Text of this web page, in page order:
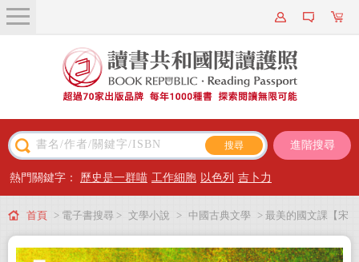
關於我們
近期新書
主題閱讀
出版專區
會員專屬
進階搜尋
熱門關鍵字： 歷史是一群喵 工作細胞 以色列 吉卜力
首頁 > 電子書搜尋 > 文學小說 > 中國古典文學 > 最美的國文課【宋
詞】：融合音樂、電影、哲學的宋詞跨界全解讀(電子書)